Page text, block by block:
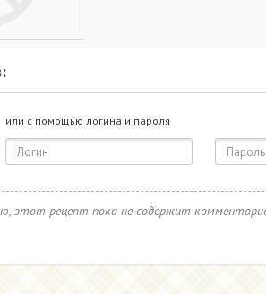
или с помощью логина и пароля
этот рецепт пока не содержит